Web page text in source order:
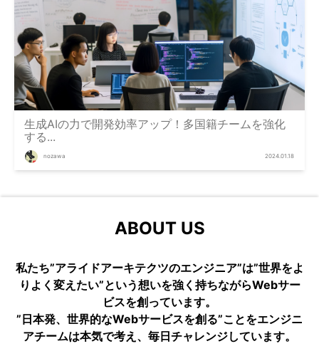
生成AIの力で開発効率アップ！多国籍チームを強化
する...
nozawa 2024.01.18
ABOUT US
私たち”アライドアーキテクツのエンジニア”は”世界をよ
りよく変えたい”という想いを強く持ちながらWebサー
ビスを創っています。
”日本発、世界的なWebサービスを創る”ことをエンジニ
アチームは本気で考え、毎日チャレンジしています。